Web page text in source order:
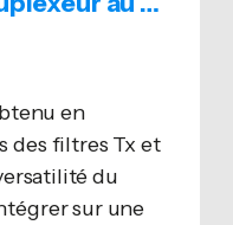
en
des filtres Tx et
du
sur une